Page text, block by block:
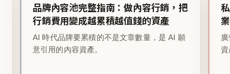
品牌內容池完整指南：做內容行銷，把
行銷費用變成越累積越值錢的資產
AI 時代品牌要累積的不是文章數量，是 AI 願
意引用的內容資產。
資